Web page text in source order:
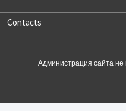
Contacts
Администрация сайта